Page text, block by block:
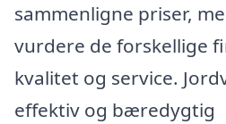
sammenligne priser,
vurdere de forskellige
kvalitet og service.
effektiv og bæredygtig